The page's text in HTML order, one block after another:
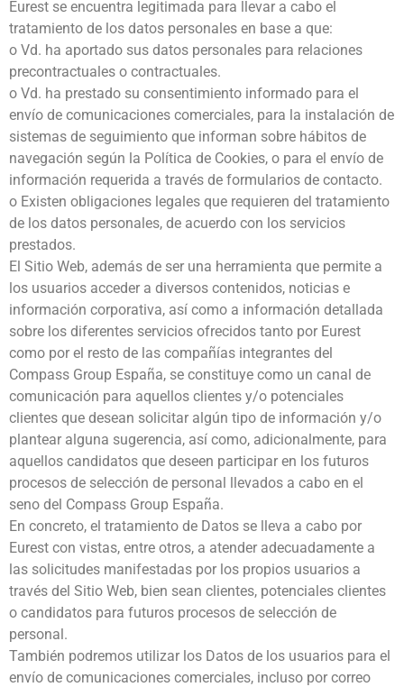
Eurest se encuentra legitimada para llevar a cabo el
tratamiento de los datos personales en base a que:
o Vd. ha aportado sus datos personales para relaciones
precontractuales o contractuales.
o Vd. ha prestado su consentimiento informado para el
envío de comunicaciones comerciales, para la instalación de
sistemas de seguimiento que informan sobre hábitos de
navegación según la Política de Cookies, o para el envío de
información requerida a través de formularios de contacto.
o Existen obligaciones legales que requieren del tratamiento
de los datos personales, de acuerdo con los servicios
prestados.
El Sitio Web, además de ser una herramienta que permite a
los usuarios acceder a diversos contenidos, noticias e
información corporativa, así como a información detallada
sobre los diferentes servicios ofrecidos tanto por Eurest
como por el resto de las compañías integrantes del
Compass Group España, se constituye como un canal de
comunicación para aquellos clientes y/o potenciales
clientes que desean solicitar algún tipo de información y/o
plantear alguna sugerencia, así como, adicionalmente, para
aquellos candidatos que deseen participar en los futuros
procesos de selección de personal llevados a cabo en el
seno del Compass Group España.
En concreto, el tratamiento de Datos se lleva a cabo por
Eurest con vistas, entre otros, a atender adecuadamente a
las solicitudes manifestadas por los propios usuarios a
través del Sitio Web, bien sean clientes, potenciales clientes
o candidatos para futuros procesos de selección de
personal.
También podremos utilizar los Datos de los usuarios para el
envío de comunicaciones comerciales, incluso por correo